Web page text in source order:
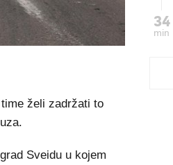
želi zadržati to
Sveidu u kojem
34
min